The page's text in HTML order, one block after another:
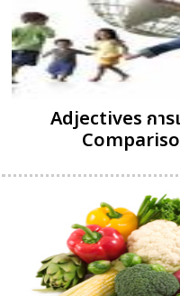
Adjectives กา